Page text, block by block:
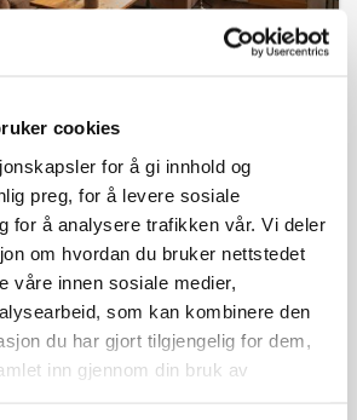
cookies
for å gi innhold og
preg, for å levere sosiale
for å analysere trafikken vår. Vi deler
om hvordan du bruker nettstedet
våre innen sosiale medier,
som kan kombinere den
du har gjort tilgjengelig for dem,
inn gjennom din bruk av
Antal toiletter: 1
Vis